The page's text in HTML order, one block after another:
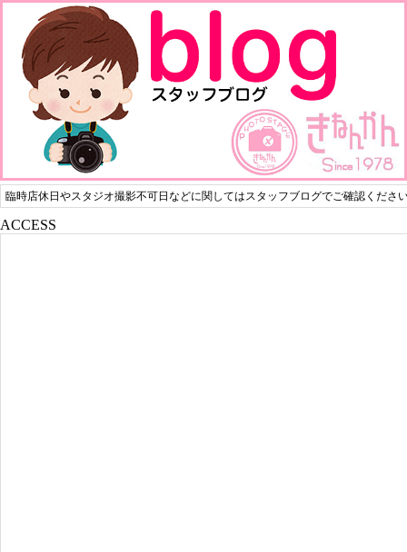
臨時店休日やスタジオ撮影不可日などに関してはスタッフブログでご確認くださ
ACCESS